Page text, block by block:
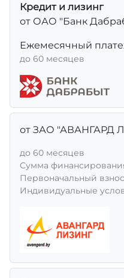
Кредит и лизинг
от ОАО "Банк
Ежемесячный
до 60 месяцев
от ЗАО "АВАНГАРД
до 60 месяцев
Сумма
Первоначальный
Индивидуальные